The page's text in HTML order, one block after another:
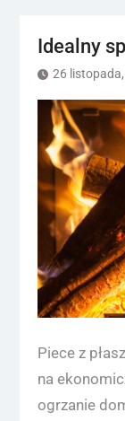
Idealny
26
Piece z
na
ogrzanie